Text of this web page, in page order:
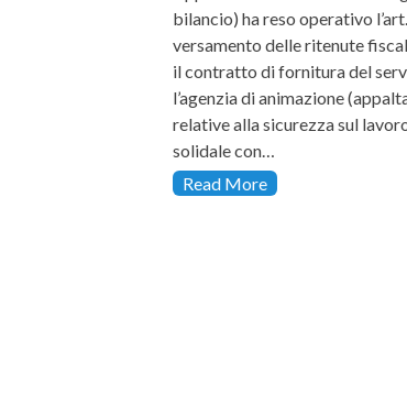
bilancio) ha reso operativo
versamento delle ritenute
il contratto di fornitura del
l’agenzia di animazione
relative alla sicurezza sul
solidale con…
Read More